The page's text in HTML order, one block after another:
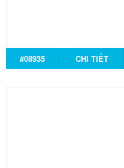
#08935 CHI TIẾT